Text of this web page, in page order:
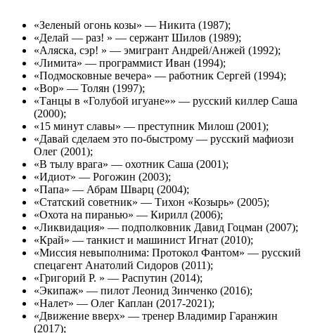
«Зеленый огонь козы» — Никита (1987);
«Делай — раз! » — сержант Шилов (1989);
«Аляска, сэр! » — эмигрант Андрей/Анжей (1992);
«Лимита» — программист Иван (1994);
«Подмосковные вечера» — работник Сергей (1994);
«Вор» — Толян (1997);
«Танцы в «Голубой игуане»» — русский киллер Саша
(2000);
«15 минут славы» — преступник Милош (2001);
«Давай сделаем это по-быстрому — русский мафиози
Олег (2001);
«В тылу врага» — охотник Саша (2001);
«Идиот» — Рогожин (2003);
«Папа» — Абрам Шварц (2004);
«Статский советник» — Тихон «Козырь» (2005);
«Охота на пиранью» — Кирилл (2006);
«Ликвидация» — подполковник Давид Гоцман (2007);
«Край» — танкист и машинист Игнат (2010);
«Миссия невыполнима: Протокол Фантом» — русский
спецагент Анатолий Сидоров (2011);
«Григорий Р. » — Распутин (2014);
«Экипаж» — пилот Леонид Зинченко (2016);
«Налет» — Олег Каплан (2017-2021);
«Движение вверх» — тренер Владимир Гаранжин
(2017);